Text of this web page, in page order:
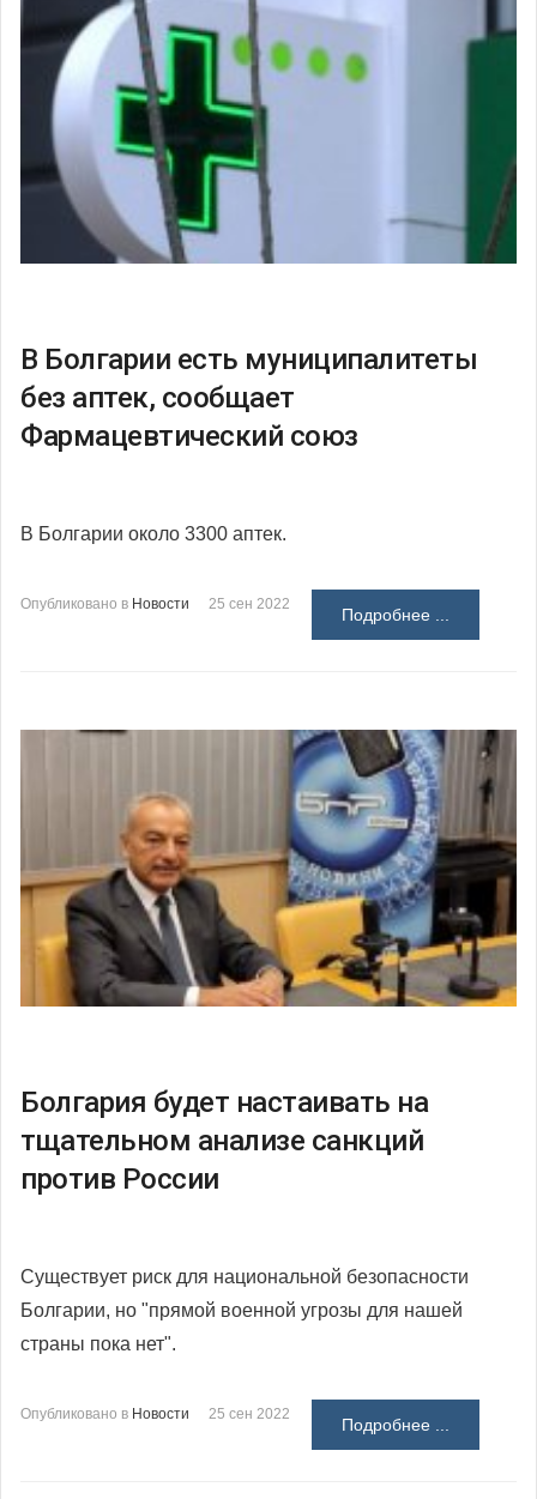
В Болгарии есть муниципалитеты
без аптек, сообщает
Фармацевтический союз
В Болгарии около 3300 аптек.
Опубликовано в Новости 25 сен 2022
Подробнее ...
Болгария будет настаивать на
тщательном анализе санкций
против России
Существует риск для национальной безопасности
Болгарии, но "прямой военной угрозы для нашей
страны пока нет".
Опубликовано в Новости 25 сен 2022
Подробнее ...